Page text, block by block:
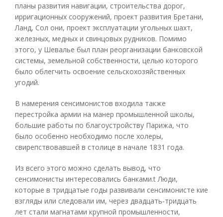
планы развития навигации, строительства дорог,
ирригационных сооружений, проект развития Бретани,
Ланд, Сол они, проект эксплуатации угольных шахт,
железных, медных и свинцовых рудников. Помимо
этого, у Шевалье был план реорганизации банковской
системы, земельной собственности, целью которого
было облегчить освоение сельскохозяйственных
угодий.
В намерения сенсимонистов входила также
перестройка армии на манер промышленной школы,
большие работы по благоустройству Парижа, что
было особенно необходимо после холеры,
свирепствовавшей в столице в начале 1831 года.
Из всего этого можно сделать вывод, что
сенсимонисты интересовались банками.t Люди,
которые в тридцатые годы развивали сенсимонисте кие
взгляды или следовали им, через двадцать-тридцать
лет стали магнатами крупной промышленности,